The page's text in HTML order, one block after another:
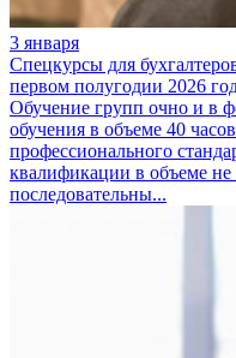
3 января
Спецкурсы для
первом полугодии 2026
Обучение групп очно и в
обучения в объеме 40
профессионального
квалификации в объеме не
последовательны...